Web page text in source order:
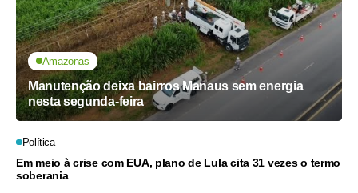
Amazonas
Manutenção deixa bairros Manaus sem energia
nesta segunda-feira
Política
Em meio à crise com EUA, plano de Lula cita 31 vezes o termo
soberania